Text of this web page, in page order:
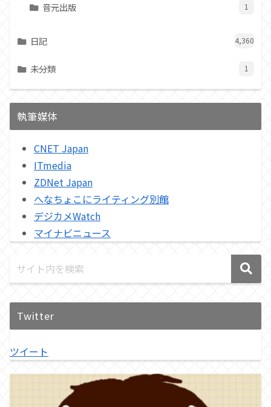
音元出版 1
日記 4,360
未分類 1
執筆媒体
CNET Japan
ITmedia
ZDNet Japan
へなちょこにライティング別館
デジカメWatch
マイナビニュース
Twitter
ツイート